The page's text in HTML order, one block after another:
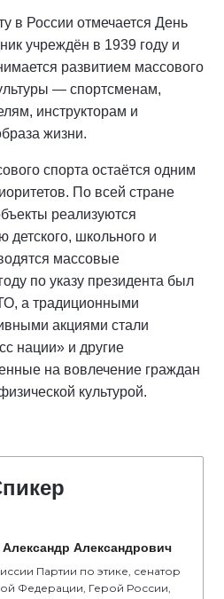
в России отмечается День
учреждён в 1939 году и
развитием массового
— спортсменам,
инструкторам и
жизни.
спорта остаётся одним
По всей стране
реализуются
детского, школьного и
массовые
по указу президента был
а традиционными
акциями стали
нации» и другие
на вовлечение граждан
культурой.
Александрович
Партии по этике, сенатор
Федерации, Герой России,